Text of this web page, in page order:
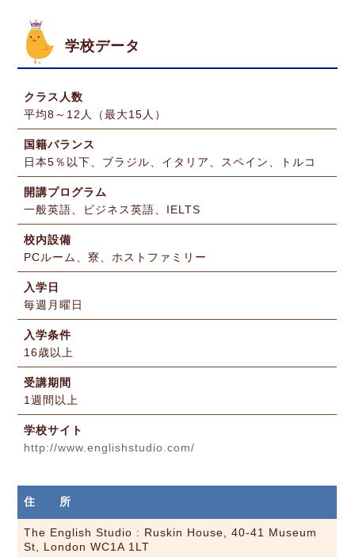
学校データ
クラス人数
平均8～12人（最大15人）
国籍バランス
日本5％以下、ブラジル、イタリア、スペイン、トルコ
開講プログラム
一般英語、ビジネス英語、IELTS
校内設備
PCルーム、寮、ホストファミリー
入学日
毎週月曜日
入学条件
16歳以上
受講期間
1週間以上
学校サイト
http://www.englishstudio.com/
住 所
The English Studio : Ruskin House, 40-41 Museum
St, London WC1A 1LT